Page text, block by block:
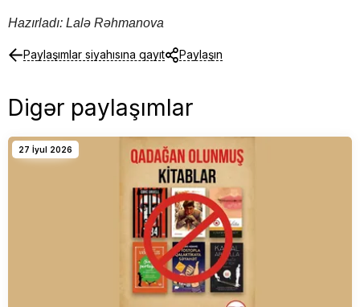
Hazırladı: Lalə Rəhmanova
Paylaşımlar siyahısına qayıt Paylaşın
Digər paylaşımlar
27 İyul 2026